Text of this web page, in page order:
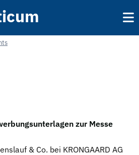
zur Messe
& Co. bei KRONGAARD AG